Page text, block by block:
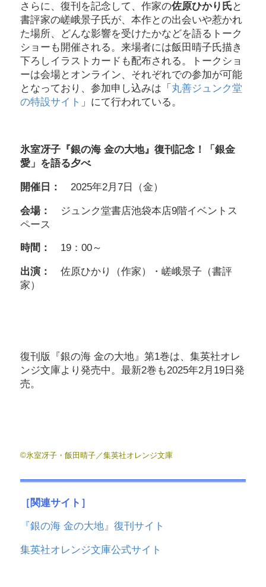
さらに、復刊を記念して、作家の佐原ひかり氏 と
書評家の嵯峨景子氏が、本作との出会いや惹かれ
た場所、どんな影響を受けたかなどを語るトーク
ショーも開催される。来場者には飯田晴子氏描き
下ろしイラストカードも配布される。トークショ
ーは会場とオンライン、それぞれでの参加が可能
となっており、参加申し込みは「 丸善ジュンク堂
の特設サイト 」にて行われている。
氷室冴子『銀の海 金の大地』復刊記念！「銀金
愛」を語る夕べ
開催日： 2025年2月7日（金）
会場：
ジュンク堂書店池袋本店9階イベントス
ペース
時間： 19：00～
出演： 佐原ひかり（作家）・嵯峨景子（書評
家）
復刊版『銀の海 金の大地』第1巻は、集英社オレ
ンジ文庫より発売中。最新2巻も2025年2月19日発
売。
©氷室冴子・飯田晴子／集英社オレンジ文庫
［関連サイト］
『銀の海 金の大地』復刊サイト
集英社オレンジ文庫公式サイト